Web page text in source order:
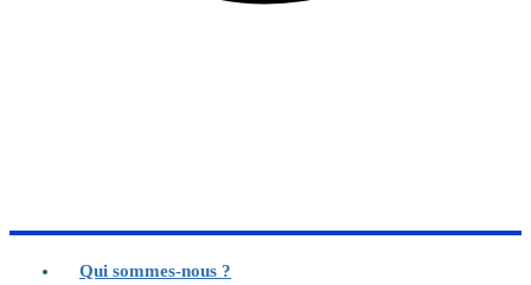
Qui sommes-nous ?